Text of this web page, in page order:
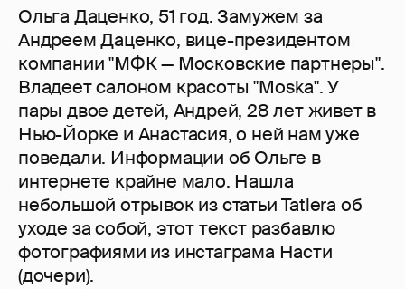
Ольга Даценко, 51 год. Замужем за
Андреем Даценко, вице-президентом
компании "МФК — Московские партнеры".
Владеет салоном красоты "Moska". У
пары двое детей, Андрей, 28 лет живет в
Нью-Йорке и Анастасия, о ней нам уже
поведали. Информации об Ольге в
интернете крайне мало. Нашла
небольшой отрывок из статьи Tatlera об
уходе за собой, этот текст разбавлю
фотографиями из инстаграма Насти
(дочери).